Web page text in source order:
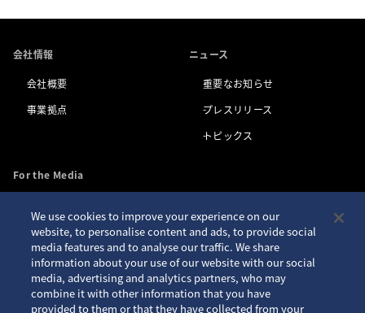
会社情報
会社概要
事業拠点
ニュース
重要なお知らせ
プレスリリース
トピックス
For the Media
お問い合わせ
アクセシビリティ
プライバシーポリシー
サイトご利用案内
クッキーポリシー
サイトマップ
Seiko ID
We use cookies to improve your experience on our
website, to personalise content and ads, to provide social
media features and to analyse our traffic. We share
information about your use of our website with our social
media, advertising and analytics partners, who may
combine it with other information that you have
provided to them or that they have collected from your